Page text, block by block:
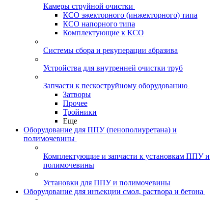
Камеры струйной очистки
КСО эжекторного (инжекторного) типа
КСО напорного типа
Комплектующие к КСО
Системы сбора и рекуперации абразива
Устройства для внутренней очистки труб
Запчасти к пескоструйному оборудованию
Затворы
Прочее
Тройники
Еще
Оборудование для ППУ (пенополиуретана) и
полимочевины
Комплектующие и запчасти к установкам ППУ и
полимочевины
Установки для ППУ и полимочевины
Оборудование для инъекции смол, раствора и бетона